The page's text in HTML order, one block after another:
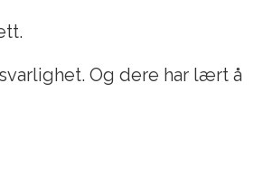
Og dere har lært å